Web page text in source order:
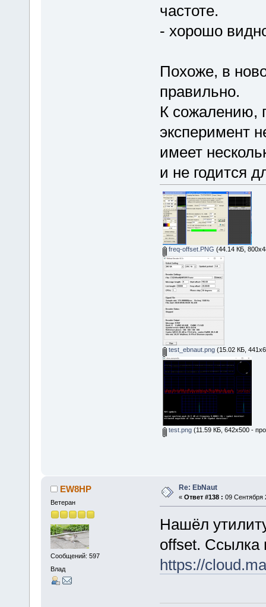
частоте.
- хорошо
Похоже, в
правильно.
К сожалению,
эксперимент
имеет
и не годится
freq-offset.PNG (44.14 КБ,
test_ebnaut.png(15.02 КБ,
test.png(11.59 КБ, 642x500 -
EW8HP
Ветеран
Сообщений: 597
Влад
Re: EbNaut
« Ответ #138 : 09 Сентября
Нашёл
offset. Ссылка
https://